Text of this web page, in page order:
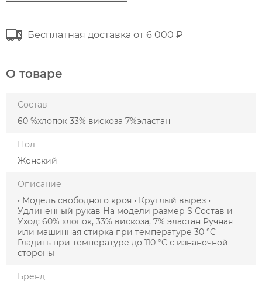
Бесплатная доставка от 6 000 ₽
О товаре
Состав
60 %хлопок 33% вискоза 7%эластан
Пол
Женский
Описание
• Модель свободного кроя • Круглый вырез •
Удлиненный рукав На модели размер S Состав и
Уход: 60% хлопок, 33% вискоза, 7% эластан Ручная
или машинная стирка при температуре 30 °C
Гладить при температуре до 110 °C с изнаночной
стороны
Бренд